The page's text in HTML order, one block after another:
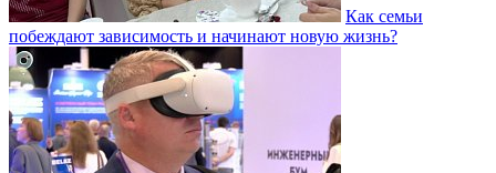
Как семьи
побеждают зависимость и начинают новую жизнь?